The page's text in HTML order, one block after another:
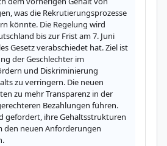
was die Rekrutierungsprozesse
könnte. Die Regelung wird
bis zur Frist am 7. Juni
Gesetz verabschiedet hat. Ziel ist
der Geschlechter im
und Diskriminierung
zu verringern. Die neuen
zu mehr Transparenz in der
Bezahlungen führen.
gefordert, ihre Gehaltsstrukturen
den neuen Anforderungen